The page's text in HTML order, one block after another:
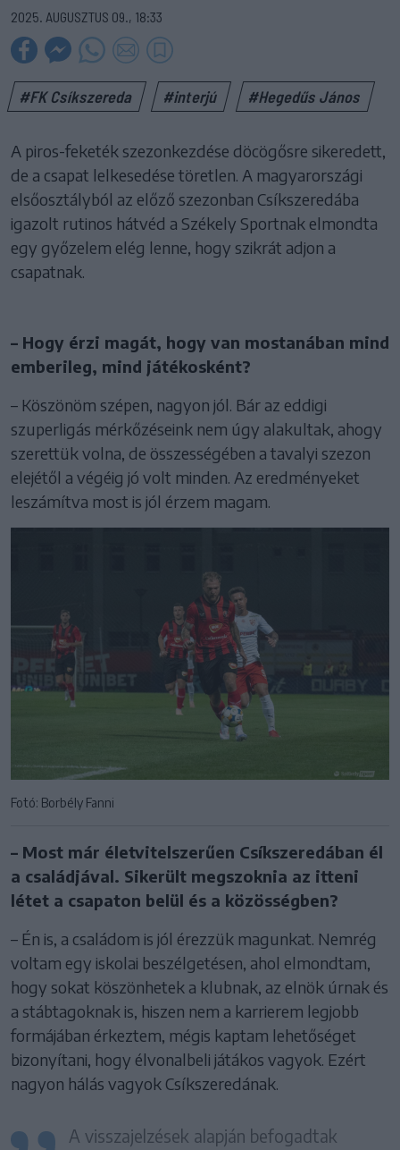
2025. AUGUSZTUS 09., 18:33
#FK Csíkszereda #interjú #Hegedűs János
A piros-feketék szezonkezdése döcögősre sikeredett,
de a csapat lelkesedése töretlen. A magyarországi
elsőosztályból az előző szezonban Csíkszeredába
igazolt rutinos hátvéd a Székely Sportnak elmondta
egy győzelem elég lenne, hogy szikrát adjon a
csapatnak.
– Hogy érzi magát, hogy van mostanában mind
emberileg, mind játékosként?
– Köszönöm szépen, nagyon jól. Bár az eddigi
szuperligás mérkőzéseink nem úgy alakultak, ahogy
szerettük volna, de összességében a tavalyi szezon
elejétől a végéig jó volt minden. Az eredményeket
leszámítva most is jól érzem magam.
Fotó: Borbély Fanni
– Most már életvitelszerűen Csíkszeredában él
a családjával. Sikerült megszoknia az itteni
létet a csapaton belül és a közösségben?
– Én is, a családom is jól érezzük magunkat. Nemrég
voltam egy iskolai beszélgetésen, ahol elmondtam,
hogy sokat köszönhetek a klubnak, az elnök úrnak és
a stábtagoknak is, hiszen nem a karrierem legjobb
formájában érkeztem, mégis kaptam lehetőséget
bizonyítani, hogy élvonalbeli játákos vagyok. Ezért
nagyon hálás vagyok Csíkszeredának.
A visszajelzések alapján befogadtak